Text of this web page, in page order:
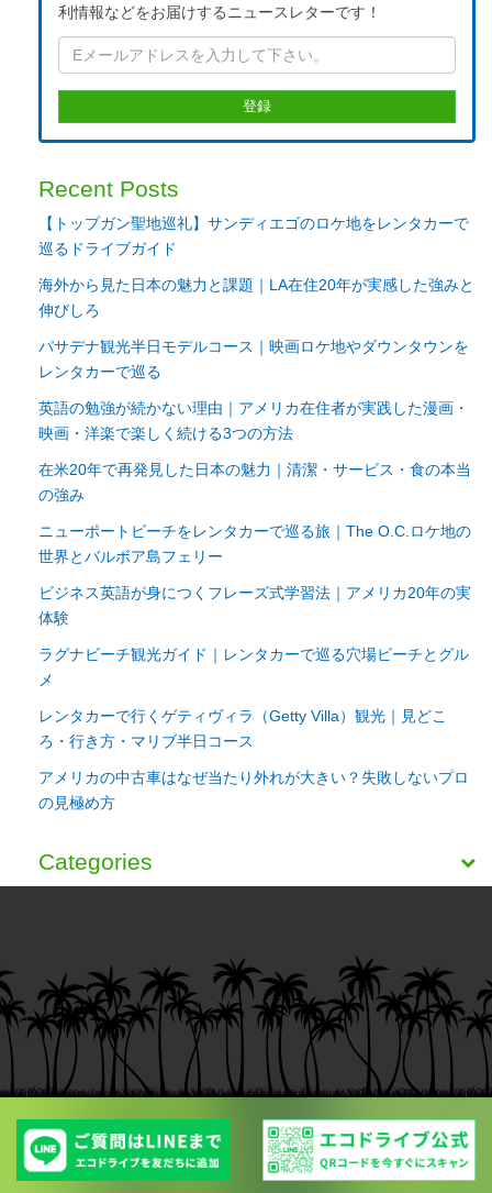
利情報などをお届けするニュースレターです！
Recent Posts
【トップガン聖地巡礼】サンディエゴのロケ地をレンタカーで
巡るドライブガイド
海外から見た日本の魅力と課題｜LA在住20年が実感した強みと
伸びしろ
パサデナ観光半日モデルコース｜映画ロケ地やダウンタウンを
レンタカーで巡る
英語の勉強が続かない理由｜アメリカ在住者が実践した漫画・
映画・洋楽で楽しく続ける3つの方法
在米20年で再発見した日本の魅力｜清潔・サービス・食の本当
の強み
ニューポートビーチをレンタカーで巡る旅｜The O.C.ロケ地の
世界とバルボア島フェリー
ビジネス英語が身につくフレーズ式学習法｜アメリカ20年の実
体験
ラグナビーチ観光ガイド｜レンタカーで巡る穴場ビーチとグル
メ
レンタカーで行くゲティヴィラ（Getty Villa）観光｜見どこ
ろ・行き方・マリブ半日コース
アメリカの中古車はなぜ当たり外れが大きい？失敗しないプロ
の見極め方
Categories